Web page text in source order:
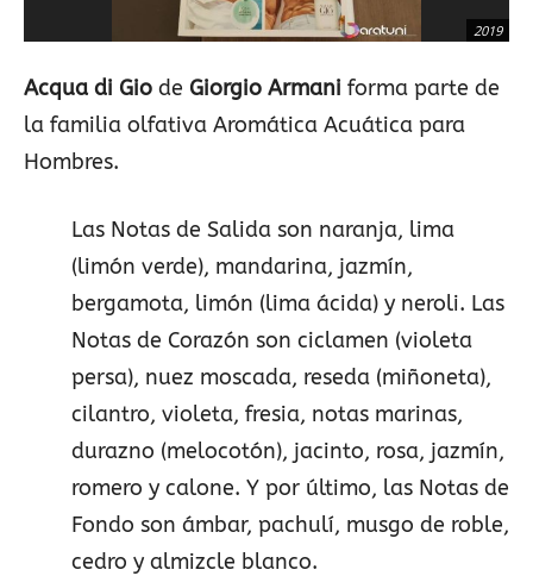
2019
Acqua di Gio de Giorgio Armani forma parte de
la familia olfativa Aromática Acuática para
Hombres.
Las Notas de Salida son naranja, lima
(limón verde), mandarina, jazmín,
bergamota, limón (lima ácida) y neroli. Las
Notas de Corazón son ciclamen (violeta
persa), nuez moscada, reseda (miñoneta),
cilantro, violeta, fresia, notas marinas,
durazno (melocotón), jacinto, rosa, jazmín,
romero y calone. Y por último, las Notas de
Fondo son ámbar, pachulí, musgo de roble,
cedro y almizcle blanco.